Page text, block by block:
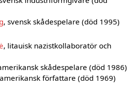
, svensk skådespelare (död 1995)
, litauisk nazistkollaboratör och
skådespelare (död 1986)
författare (död 1969)